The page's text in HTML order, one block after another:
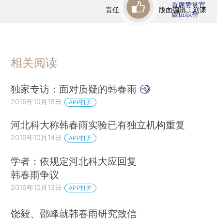
责任编辑：崔筝 | 版面编辑：刘潇
首席赞赏官
虚位以待
相关阅读
独家专访：面对质疑的韩春雨
2016年10月18日 APP打开
河北科大称韩春雨实验已有独立机构重复
2016年10月14日 APP打开
学者：依规定河北科大应回复
韩春雨争议
2016年10月13日 APP打开
饶毅、邵峰就韩春雨研究致信